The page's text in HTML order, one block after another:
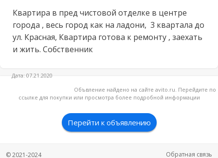
Квартира в пред чистовой отделке в центре
города , весь город как на ладони,  3 квартала до
ул. Красная, Квартира готова к ремонту , заехать
и жить. Собственник
Дата: 07.21.2020
Объвление найдено на сайте avito.ru. Перейдите по
ссылке для покупки или просмотра более подробной информации
Перейти к объявлению
© 2021-2024 Обратная связь